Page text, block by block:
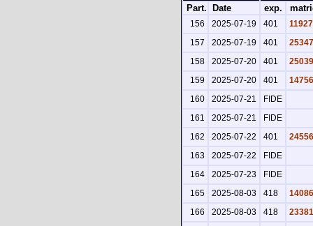
Part. Date exp.
156 2025-07-19 401
11927
157
2025-07-19 401
25347
158
2025-07-20 401
25039
159
2025-07-20 401
14756
160
2025-07-21
FIDE
161
2025-07-21
FIDE
162
2025-07-22 401
24556
163
2025-07-22
FIDE
164
2025-07-23
FIDE
165
2025-08-03 418
14086
166
2025-08-03 418
23381